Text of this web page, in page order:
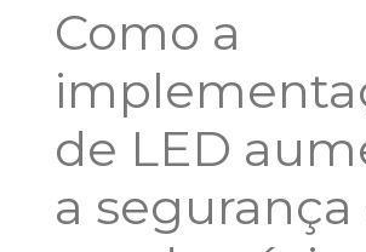
Como a
de LED
a segurança